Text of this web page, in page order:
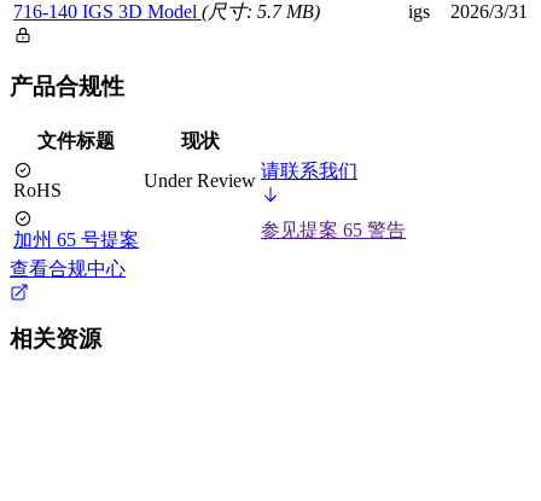
716-140 IGS 3D Model (尺寸: 5.7 MB) igs 2026/3/31
产品合规性
文件标题 现状
RoHS Under Review 请联系我们
加州 65 号提案
参见提案 65 警告
查看合规中心
相关资源